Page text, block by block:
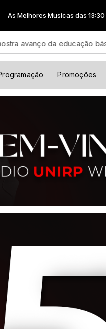
Musicas das 13:30 às 17:00
educação básica no país
Promoções